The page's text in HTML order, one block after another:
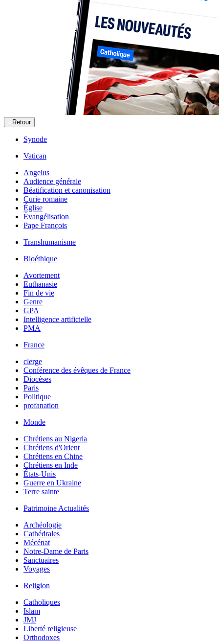
Retour
Synode
Vatican
Angelus
Audience générale
Béatification et canonisation
Curie romaine
Église
Évangélisation
Pape François
Transhumanisme
Bioéthique
Avortement
Euthanasie
Fin de vie
Genre
GPA
Intelligence artificielle
PMA
France
clerge
Conférence des évêques de France
Diocèses
Paris
Politique
profanation
Monde
Chrétiens au Nigeria
Chrétiens d'Orient
Chrétiens en Chine
Chrétiens en Inde
États-Unis
Guerre en Ukraine
Terre sainte
Patrimoine Actualités
Archéologie
Cathédrales
Mécénat
Notre-Dame de Paris
Sanctuaires
Voyages
Religion
Catholiques
Islam
JMJ
Liberté religieuse
Orthodoxes